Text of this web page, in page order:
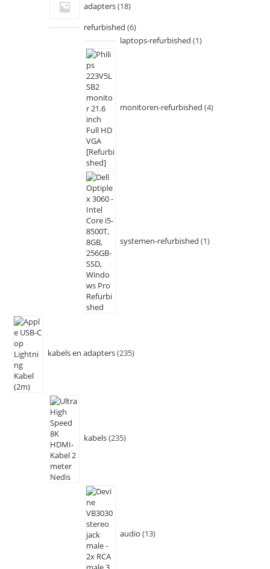
adapters 18
refurbished 6
laptops-refurbished 1
monitoren-refurbished 4
systemen-refurbished 1
kabels en adapters 235
kabels 235
audio 13